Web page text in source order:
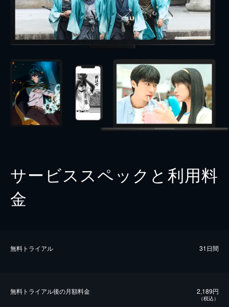
サービススペックと利用料
金
無料トライアル 31日間
無料トライアル後の⽉額料金 2,189円
（税込）